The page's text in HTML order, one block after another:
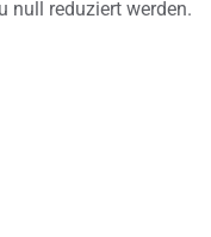
null reduziert werden.